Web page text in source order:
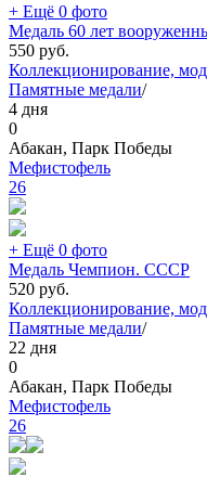
+ Ещё 0 фото
Медаль 60 лет
550 руб.
Коллекционирование,
Памятные медали/
4 дня
0
Абакан, Парк Победы
Мефистофель
26
+ Ещё 0 фото
Медаль Чемпион. СССР
520 руб.
Коллекционирование,
Памятные медали/
22 дня
0
Абакан, Парк Победы
Мефистофель
26